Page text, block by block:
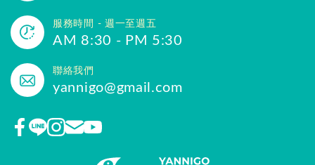
服務時間 - 週一至週五
AM 8:30 - PM 5:30
聯絡我們
yannigo@gmail.com